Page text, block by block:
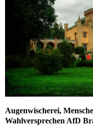
Augenwischerei,
Wahlversprechen AfD